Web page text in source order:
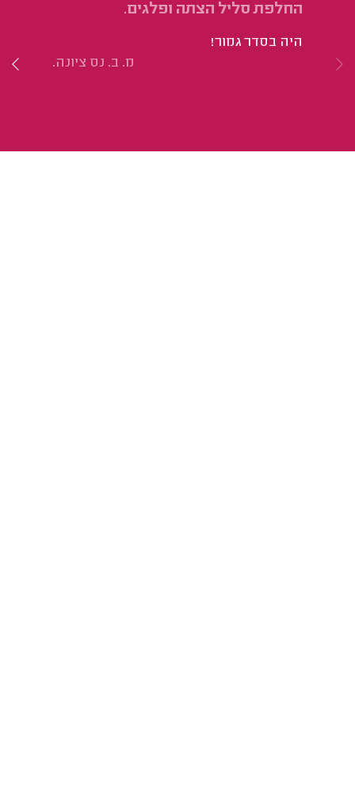
החלפת סליל הצתה ופלגים.
היה בסדר גמור!
מ. ב. נס ציונה.